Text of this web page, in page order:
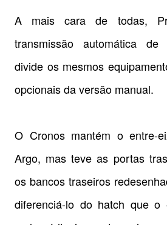
A mais cara de todas,
transmissão automática de
divide os mesmos
opcionais da versão manual.
O Cronos mantém o entre-
Argo, mas teve as portas
os bancos traseiros
diferenciá-lo do hatch que o